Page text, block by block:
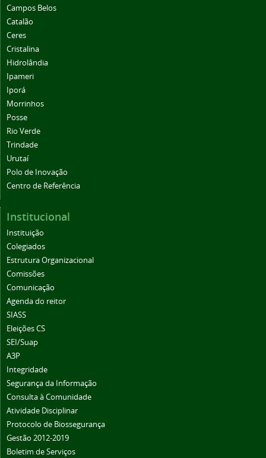
Campos Belos
Catalão
Ceres
Cristalina
Hidrolândia
Ipameri
Iporá
Morrinhos
Posse
Rio Verde
Trindade
Urutaí
Polo de Inovação
Centro de Referência
Institucional
Instituição
Colegiados
Estrutura Organizacional
Comissões
Comunicação
Agenda do reitor
SIASS
Eleições CS
SEI/Suap
A3P
Integridade
Segurança da Informação
Consulta à Comunidade
Atividade Disciplinar
Protocolo de Biossegurança
Gestão 2012-2019
Boletim de Serviços